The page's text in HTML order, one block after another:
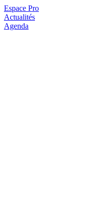
Espace Pro
Actualités
Agenda